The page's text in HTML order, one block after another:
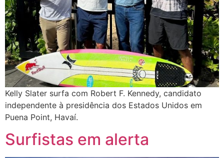
Kelly Slater surfa com Robert F. Kennedy, candidato
independente à presidência dos Estados Unidos em
Puena Point, Havaí.
Surfistas em alerta